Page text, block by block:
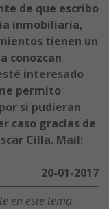
de que escribo
inmobiliaria,
tienen un
conozcan
interesado
permito
si pudieran
caso gracias de
Cilla. Mail:
20-01-2017
en este tema.